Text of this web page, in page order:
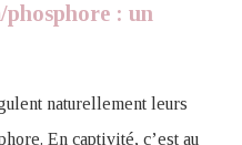
phosphore : un
naturellement leurs
En captivité, c’est au